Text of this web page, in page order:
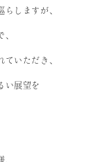
しますが、
、
ていただき、
い展望を
、